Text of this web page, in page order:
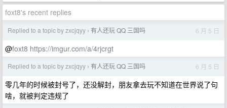
foxt8's recent replies
Replied to a topic by zxcjqyy › 有人还玩 QQ 三国吗 6 月 5 日
@foxt8 https://imgur.com/a/4rjcrgt
Replied to a topic by zxcjqyy › 有人还玩 QQ 三国吗 6 月 5 日
零几年的时候被封号了，还没解封，朋友拿去玩不知道在世界说了句
啥，就被判定违规了